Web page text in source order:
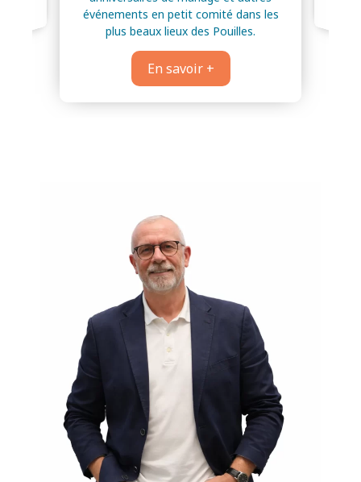
événements en petit comité dans les
plus beaux lieux des Pouilles.
En savoir +